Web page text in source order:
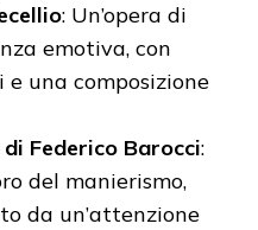
: Un’opera di
emotiva, con
una composizione
Federico Barocci:
del manierismo,
da un’attenzione